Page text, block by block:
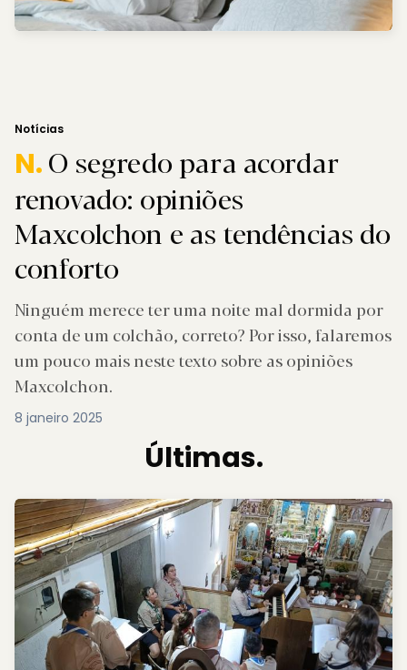
Notícias
N.O segredo para acordar
renovado: opiniões
Maxcolchon e as tendências do
conforto
Ninguém merece ter uma noite mal dormida por
conta de um colchão, correto? Por isso, falaremos
um pouco mais neste texto sobre as opiniões
Maxcolchon.
8 janeiro 2025
Últimas.